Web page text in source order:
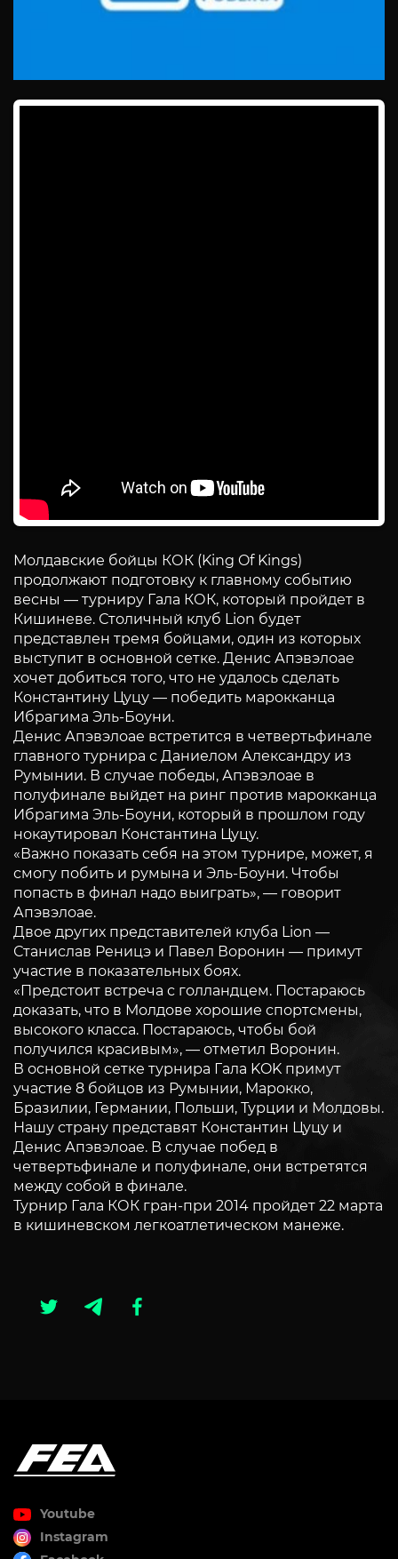
Молдавские бойцы КОК (King Of Kings)
продолжают подготовку к главному событию
весны — турниру Гала КОК, который пройдет в
Кишиневе. Столичный клуб Lion будет
представлен тремя бойцами, один из которых
выступит в основной сетке. Денис Апэвэлоае
хочет добиться того, что не удалось сделать
Константину Цуцу — победить марокканца
Ибрагима Эль-Боуни.
Денис Апэвэлоае встретится в четвертьфинале
главного турнира с Даниелом Александру из
Румынии. В случае победы, Апэвэлоае в
полуфинале выйдет на ринг против марокканца
Ибрагима Эль-Боуни, который в прошлом году
нокаутировал Константина Цуцу.
«Важно показать себя на этом турнире, может, я
смогу побить и румына и Эль-Боуни. Чтобы
попасть в финал надо выиграть», — говорит
Апэвэлоае.
Двое других представителей клуба Lion —
Станислав Реницэ и Павел Воронин — примут
участие в показательных боях.
«Предстоит встреча с голландцем. Постараюсь
доказать, что в Молдове хорошие спортсмены,
высокого класса. Постараюсь, чтобы бой
получился красивым», — отметил Воронин.
В основной сетке турнира Гала KOK примут
участие 8 бойцов из Румынии, Марокко,
Бразилии, Германии, Польши, Турции и Молдовы.
Нашу страну представят Константин Цуцу и
Денис Апэвэлоае. В случае побед в
четвертьфинале и полуфинале, они встретятся
между собой в финале.
Турнир Гала КОК гран-при 2014 пройдет 22 марта
в кишиневском легкоатлетическом манеже.
Youtube
Instagram